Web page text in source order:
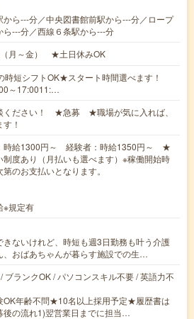
から---分／中央図書館前駅から---分／ロープ
ら---分／西線６条駅から---分
（月～金） ★土日休みOK
短シフトOK★スタート時間選べます！
～17:0011:…
ください！ ★急募 ★職場が気に入れば、
！
時給1300円～ 経験者：時給1350円～ ★
制度あり（月払いも選べます）※稼働開始時
のお支払いとなります。
※規定有
きないけれど、時短も週3日勤務も叶う介護
、おばあちゃんが暮らす施設での生…
ブランクOK / パソコンスキル不要 / 英語力不
OK年齢不問★10名以上採用予定★履歴書は
の流れ1)翌営業日までに担当…